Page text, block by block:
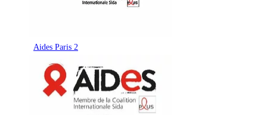
Aides Paris 2